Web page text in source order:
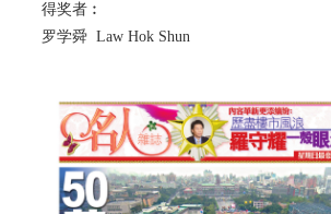
得奖者︰
罗学舜 Law Hok Shun